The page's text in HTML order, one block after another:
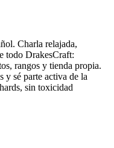
Charla relajada,
todo DrakesCraft:
rangos y tienda propia.
y sé parte activa de la
sin toxicidad